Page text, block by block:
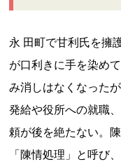
永 田町で甘利氏を擁
が口利きに手を染め
み消しはなくなった
発給や役所への就職
頼が後を絶たない。
「陳情処理」と呼び